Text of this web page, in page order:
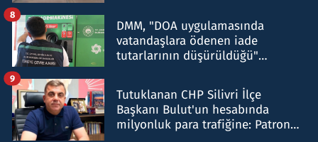
DMM, "DOA uygulamasında
vatandaşlara ödenen iade
tutarlarının düşürüldüğü"
8
Tutuklanan CHP Silivri İlçe
Başkanı Bulut'un hesabında
milyonluk para trafiğine: Patron
9